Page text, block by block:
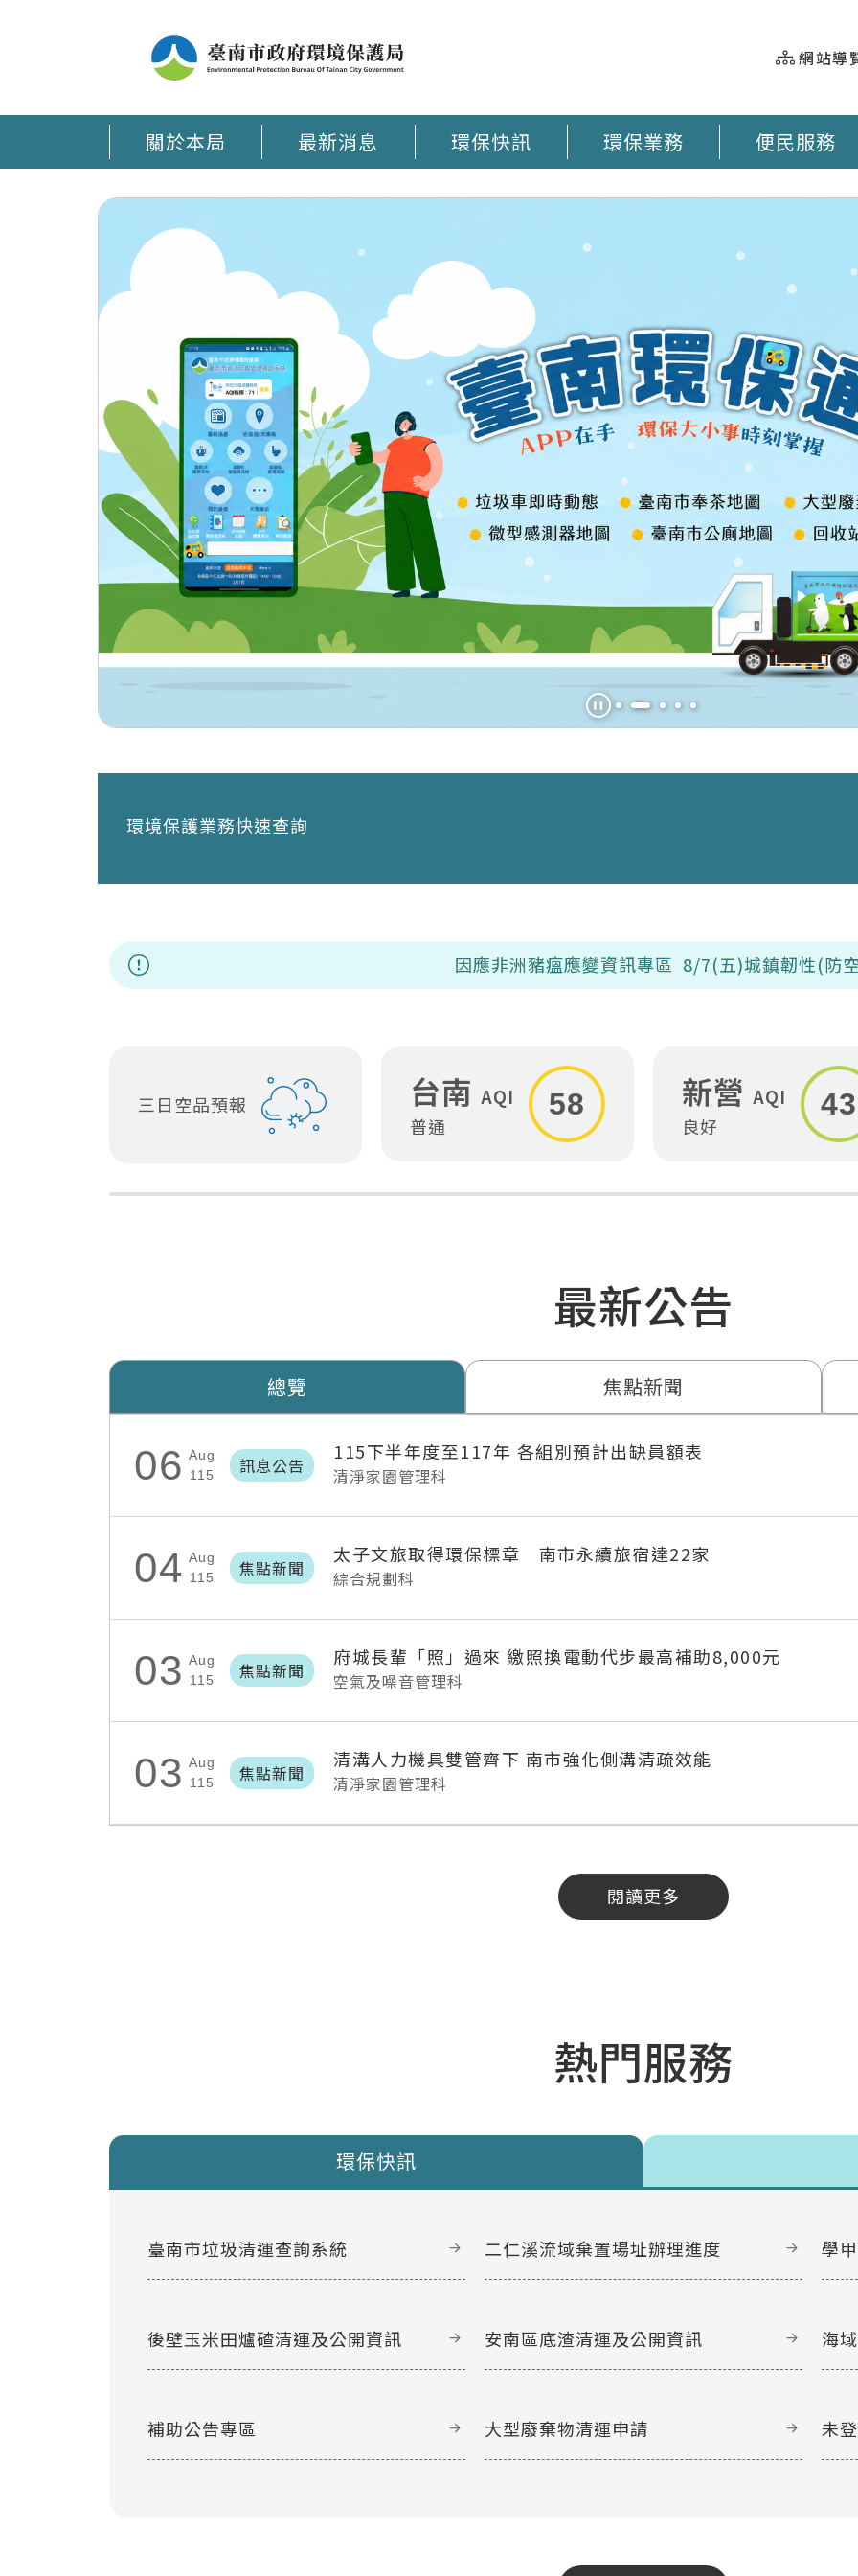
網站導
關於本局 最新消息 環保快訊 環保業務 便民服務
臺南環保通 APP在手 環保大小事時刻掌握 垃圾車即時動態 臺南市奉茶地圖 大型廢棄物清運
環境保護業務快速查詢
因應非洲豬瘟應變資訊專區 8/7(五)城鎮韌性(防空演習)，上午收
三日空品預報 台南 AQI
普通
58 新營 AQI
良好
43
最新公告
總覽 焦點新聞
06 Aug
115
訊息公告
115下半年度至117年 各組別預計出缺員額表
清淨家園管理科
04 Aug
115
焦點新聞
太子文旅取得環保標章 南市永續旅宿達22家
綜合規劃科
03 Aug
115
焦點新聞
府城長輩「照」過來 繳照換電動代步最高補助8,000元
空氣及噪音管理科
03 Aug
115
焦點新聞
清溝人力機具雙管齊下 南市強化側溝清疏效能
清淨家園管理科
閱讀更多
熱門服務
環保快訊
臺南市垃圾清運查詢系統 二仁溪流域棄置場址辦理進度 學
後壁玉米田爐碴清運及公開資訊 安南區底渣清運及公開資訊 海
補助公告專區 大型廢棄物清運申請 未